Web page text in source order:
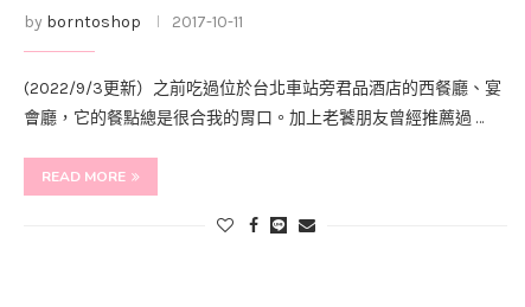
by borntoshop 2017-10-11
(2022/9/3更新）之前吃過位於台北車站旁君品酒店的西餐廳、宴
會廳，它的餐點總是很合我的胃口。加上老饕朋友曾經推薦過 …
READ MORE